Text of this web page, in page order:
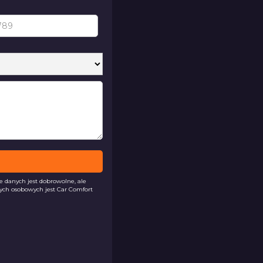
danych jest dobrowolne, ale
osobowych jest Car Comfort